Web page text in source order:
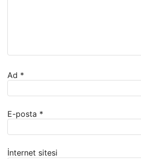
Ad *
E-posta *
İnternet sitesi